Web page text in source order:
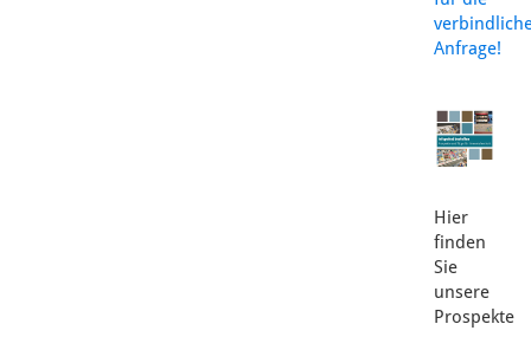
Anfrage!
Hier
finden
Sie
unsere
Prospekte